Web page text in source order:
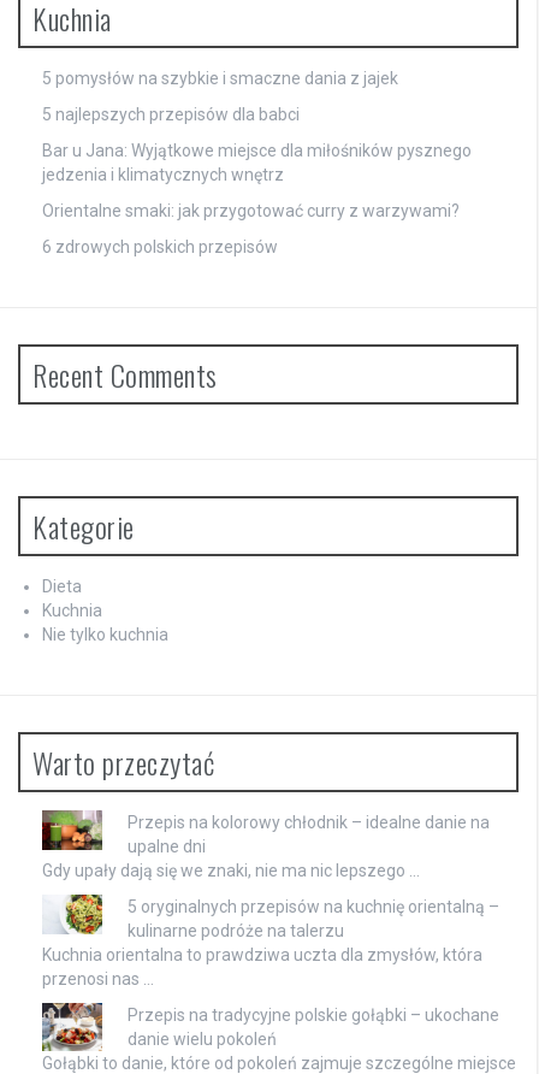
Kuchnia
5 pomysłów na szybkie i smaczne dania z jajek
5 najlepszych przepisów dla babci
Bar u Jana: Wyjątkowe miejsce dla miłośników pysznego
jedzenia i klimatycznych wnętrz
Orientalne smaki: jak przygotować curry z warzywami?
6 zdrowych polskich przepisów
Recent Comments
Kategorie
Dieta
Kuchnia
Nie tylko kuchnia
Warto przeczytać
Przepis na kolorowy chłodnik – idealne danie na
upalne dni
Gdy upały dają się we znaki, nie ma nic lepszego …
5 oryginalnych przepisów na kuchnię orientalną –
kulinarne podróże na talerzu
Kuchnia orientalna to prawdziwa uczta dla zmysłów, która
przenosi nas …
Przepis na tradycyjne polskie gołąbki – ukochane
danie wielu pokoleń
Gołąbki to danie, które od pokoleń zajmuje szczególne miejsce